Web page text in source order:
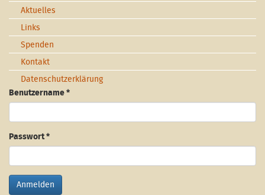
Aktuelles
Links
Spenden
Kontakt
Datenschutzerklärung
Benutzername *
Passwort*
Anmelden